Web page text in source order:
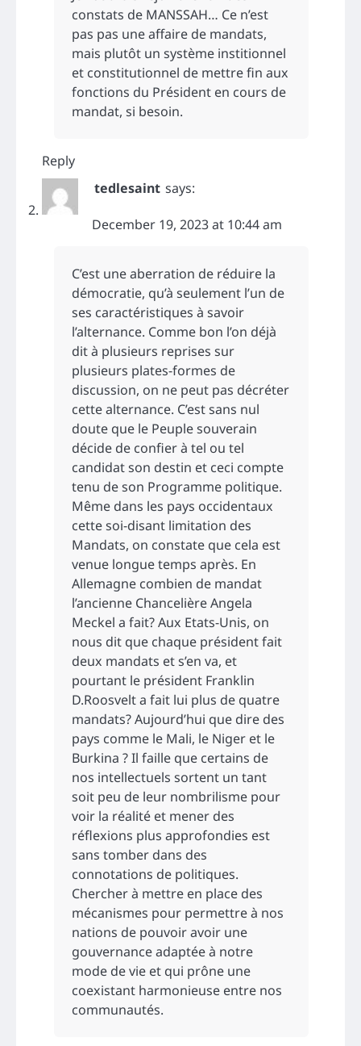
constats de MANSSAH… Ce n’est
pas pas une affaire de mandats,
mais plutôt un système institionnel
et constitutionnel de mettre fin aux
fonctions du Président en cours de
mandat, si besoin.
Reply
tedlesaint says:
December 19, 2023 at 10:44 am
C’est une aberration de réduire la
démocratie, qu’à seulement l’un de
ses caractéristiques à savoir
l’alternance. Comme bon l’on déjà
dit à plusieurs reprises sur
plusieurs plates-formes de
discussion, on ne peut pas décréter
cette alternance. C’est sans nul
doute que le Peuple souverain
décide de confier à tel ou tel
candidat son destin et ceci compte
tenu de son Programme politique.
Même dans les pays occidentaux
cette soi-disant limitation des
Mandats, on constate que cela est
venue longue temps après. En
Allemagne combien de mandat
l’ancienne Chancelière Angela
Meckel a fait? Aux Etats-Unis, on
nous dit que chaque président fait
deux mandats et s’en va, et
pourtant le président Franklin
D.Roosvelt a fait lui plus de quatre
mandats? Aujourd’hui que dire des
pays comme le Mali, le Niger et le
Burkina ? Il faille que certains de
nos intellectuels sortent un tant
soit peu de leur nombrilisme pour
voir la réalité et mener des
réflexions plus approfondies est
sans tomber dans des
connotations de politiques.
Chercher à mettre en place des
mécanismes pour permettre à nos
nations de pouvoir avoir une
gouvernance adaptée à notre
mode de vie et qui prône une
coexistant harmonieuse entre nos
communautés.